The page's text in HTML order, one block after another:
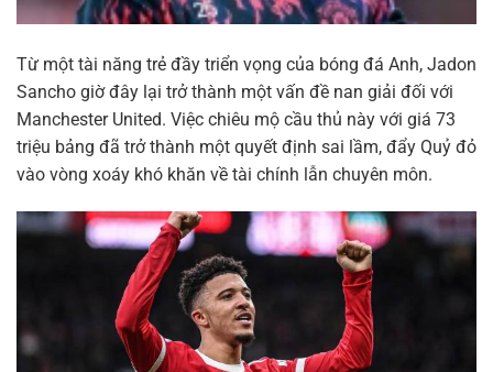
Từ một tài năng trẻ đầy triển vọng của bóng đá Anh, Jadon
Sancho giờ đây lại trở thành một vấn đề nan giải đối với
Manchester United. Việc chiêu mộ cầu thủ này với giá 73
triệu bảng đã trở thành một quyết định sai lầm, đẩy Quỷ đỏ
vào vòng xoáy khó khăn về tài chính lẫn chuyên môn.